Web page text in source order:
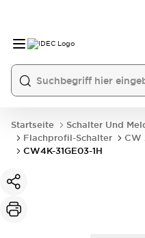
Startseite Schalter Und
Flachprofil-Schalter
CW
CW4K-31GE03-1H